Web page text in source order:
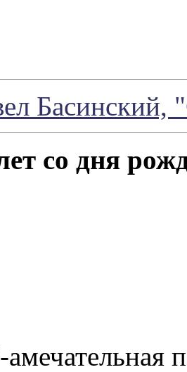
Басинский,
со дня
амечательная